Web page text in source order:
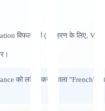
विफल रही (उदाहरण के लिए,
को लक्षित करने वाला "French"